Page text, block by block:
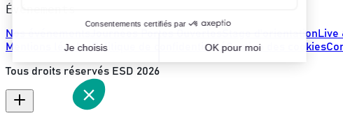
Consentements certifiés par
Je choisis OK pour moi
Axeptio consent
Plateforme de Gestion du Consentement : Personnalisez vos
Notre plateforme vous permet d'adapter et de gérer vos
Événements
Nos événements Stage d'orientationLive
Mentions légalesPolitique de confidentialitéGestion des cookies
Tous droits réservés ESD 2026